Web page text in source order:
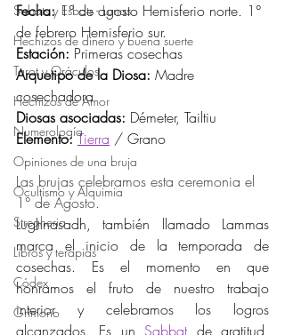
Sabats y Esbats - Lunas
Hechizos de dinero y buena suerte
Tarot y Oráculos
Hechizos de Amor
Numerología
Opiniones de una bruja
Ocultismo y Alquimia
Stregheria
Libros y terapias
Códex
Grimorio
Fecha: 1° de agosto Hemisferio norte. 1°
de febrero Hemisferio sur.
Estación: Primeras cosechas
Arquetipo de la Diosa: Madre
cosechadora
Diosas asociadas: Démeter, Tailtiu
Elemento: Tierra / Grano
Las brujas celebramos esta ceremonia el
1° de Agosto.
Lughnasadh, también llamado Lammas
marca el inicio de la temporada de
cosechas. Es el momento en que
honramos el fruto de nuestro trabajo
interior y celebramos los logros
alcanzados. Es un Sabbat de gratitud,